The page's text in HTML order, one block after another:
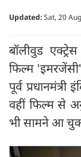
Updated:Sat, 20
बॉलीवुड
फिल्म
पूर्व
वहीं फिल्म से
भी सामने आ